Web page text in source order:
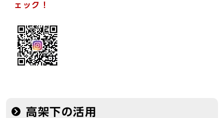
ェック！
高架下の活用